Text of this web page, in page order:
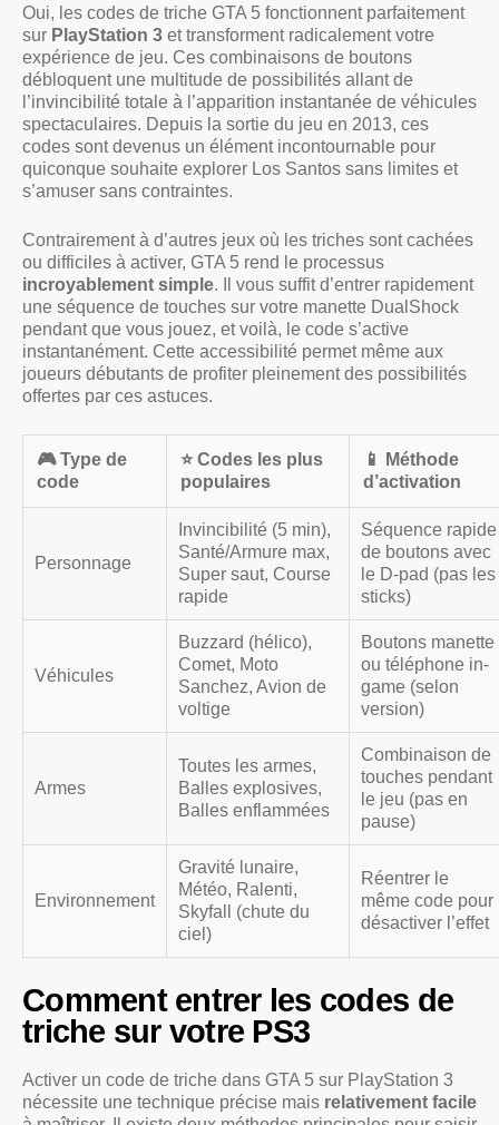
Oui, les codes de triche GTA 5 fonctionnent parfaitement
sur PlayStation 3 et transforment radicalement votre
expérience de jeu. Ces combinaisons de boutons
débloquent une multitude de possibilités allant de
l’invincibilité totale à l’apparition instantanée de véhicules
spectaculaires. Depuis la sortie du jeu en 2013, ces
codes sont devenus un élément incontournable pour
quiconque souhaite explorer Los Santos sans limites et
s’amuser sans contraintes.
Contrairement à d’autres jeux où les triches sont cachées
ou difficiles à activer, GTA 5 rend le processus
incroyablement simple. Il vous suffit d’entrer rapidement
une séquence de touches sur votre manette DualShock
pendant que vous jouez, et voilà, le code s’active
instantanément. Cette accessibilité permet même aux
joueurs débutants de profiter pleinement des possibilités
offertes par ces astuces.
🎮 Type de
code
⭐ Codes les plus
populaires
📱 Méthode
d’activation
Personnage
Invincibilité (5 min),
Santé/Armure max,
Super saut, Course
rapide
Séquence rapide
de boutons avec
le D-pad (pas les
sticks)
Véhicules
Buzzard (hélico),
Comet, Moto
Sanchez, Avion de
voltige
Boutons manette
ou téléphone in-
game (selon
version)
Armes
Toutes les armes,
Balles explosives,
Balles enflammées
Combinaison de
touches pendant
le jeu (pas en
pause)
Environnement
Gravité lunaire,
Météo, Ralenti,
Skyfall (chute du
ciel)
Réentrer le
même code pour
désactiver l’effet
Comment entrer les codes de
triche sur votre PS3
Activer un code de triche dans GTA 5 sur PlayStation 3
nécessite une technique précise mais relativement facile